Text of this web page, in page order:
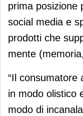
prima posizione
social media e
prodotti che
mente
“Il consumatore
in modo olistico
modo di